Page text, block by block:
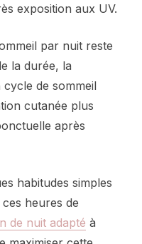
exposition aux UV.
par nuit reste
la durée, la
de sommeil
cutanée plus
après
habitudes simples
heures de
de nuit adapté à